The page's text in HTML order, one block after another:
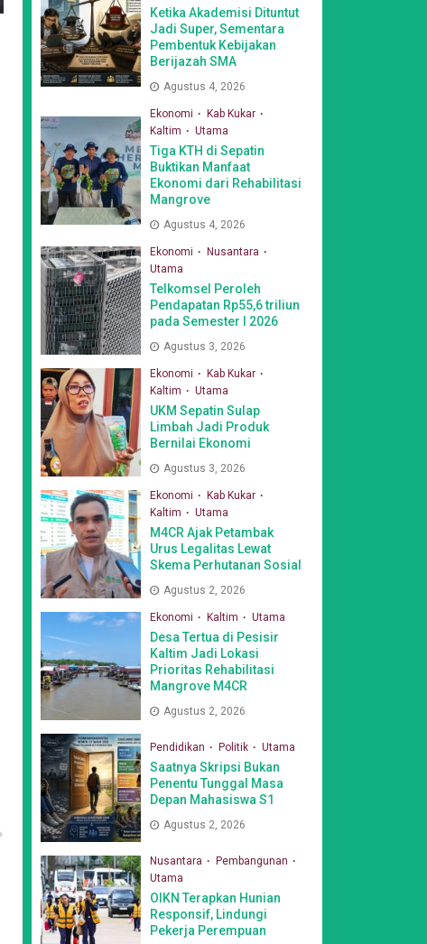
Ketika Akademisi Dituntut
Jadi Super, Sementara
Pembentuk Kebijakan
Berijazah SMA
Agustus 4, 2026
Ekonomi
Kab Kukar
Kaltim
Utama
Tiga KTH di Sepatin
Buktikan Manfaat
Ekonomi dari Rehabilitasi
Mangrove
Agustus 4, 2026
Ekonomi
Nusantara
Utama
Telkomsel Peroleh
Pendapatan Rp55,6 triliun
pada Semester I 2026
Agustus 3, 2026
Ekonomi
Kab Kukar
Kaltim
Utama
UKM Sepatin Sulap
Limbah Jadi Produk
Bernilai Ekonomi
Agustus 3, 2026
Ekonomi
Kab Kukar
Kaltim
Utama
M4CR Ajak Petambak
Urus Legalitas Lewat
Skema Perhutanan Sosial
Agustus 2, 2026
Ekonomi Kaltim Utama
Desa Tertua di Pesisir
Kaltim Jadi Lokasi
Prioritas Rehabilitasi
Mangrove M4CR
Agustus 2, 2026
Pendidikan Politik Utama
Saatnya Skripsi Bukan
Penentu Tunggal Masa
Depan Mahasiswa S1
Agustus 2, 2026
Nusantara
Pembangunan
Utama
OIKN Terapkan Hunian
Responsif, Lindungi
Pekerja Perempuan